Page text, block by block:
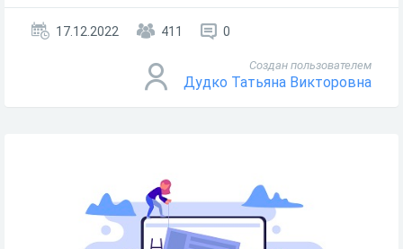
17.12.2022 411 0
Создан пользователем
Дудко Татьяна Викторовна